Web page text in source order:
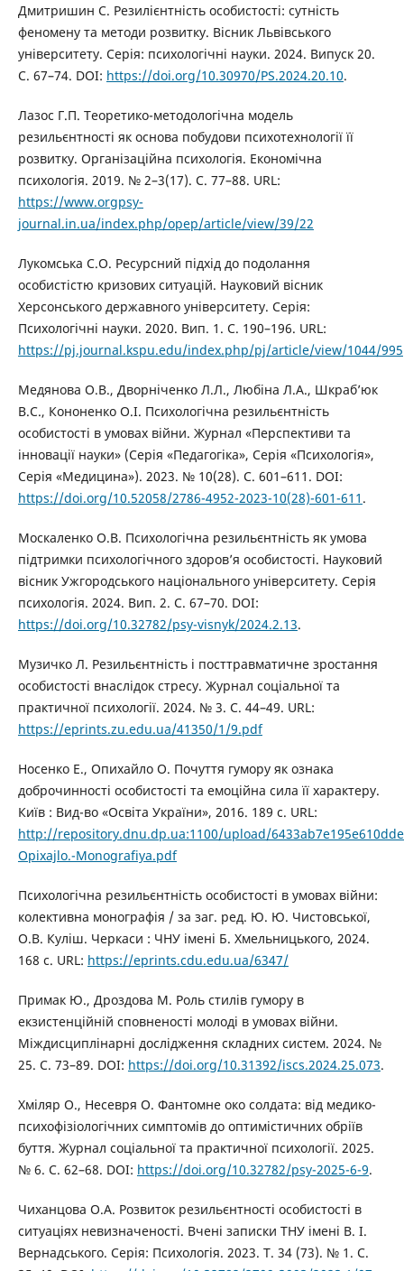
Дмитришин С. Резилієнтність особистості: сутність
феномену та методи розвитку. Вісник Львівського
університету. Серія: психологічні науки. 2024. Випуск 20.
С. 67–74. DOI: https://doi.org/10.30970/PS.2024.20.10.
Лазос Г.П. Теоретико-методологічна модель
резильєнтності як основа побудови психотехнології її
розвитку. Організаційна психологія. Економічна
психологія. 2019. № 2–3(17). С. 77–88. URL:
https://www.orgpsy-
journal.in.ua/index.php/opep/article/view/39/22
Лукомська С.О. Ресурсний підхід до подолання
особистістю кризових ситуацій. Науковий вісник
Херсонського державного університету. Серія:
Психологічні науки. 2020. Вип. 1. С. 190–196. URL:
https://pj.journal.kspu.edu/index.php/pj/article/view/1044/995
Медянова О.В., Дворніченко Л.Л., Любіна Л.А., Шкраб’юк
В.С., Кононенко О.І. Психологічна резильєнтність
особистості в умовах війни. Журнал «Перспективи та
інновації науки» (Серія «Педагогіка», Серія «Психологія»,
Серія «Медицина»). 2023. № 10(28). С. 601–611. DOI:
https://doi.org/10.52058/2786-4952-2023-10(28)-601-611 .
Москаленко О.В. Психологічна резильєнтність як умова
підтримки психологічного здоров’я особистості. Науковий
вісник Ужгородського національного університету. Серія
психологія. 2024. Вип. 2. С. 67–70. DOI:
https://doi.org/10.32782/psy-visnyk/2024.2.13.
Музичко Л. Резильєнтність і посттравматичне зростання
особистості внаслідок стресу. Журнал соціальної та
практичної психології. 2024. № 3. С. 44–49. URL:
https://eprints.zu.edu.ua/41350/1/9.pdf
Носенко Е., Опихайло О. Почуття гумору як ознака
доброчинності особистості та емоційна сила її характеру.
Київ : Вид-во «Освіта України», 2016. 189 с. URL:
http://repository.dnu.dp.ua:1100/upload/
Opixajlo.-Monografiya.pdf
Психологічна резильєнтність особистості в умовах війни:
колективна монографія / за заг. ред. Ю. Ю. Чистовської,
О.В. Куліш. Черкаси : ЧНУ імені Б. Хмельницького, 2024.
168 с. URL: https://eprints.cdu.edu.ua/6347/
Примак Ю., Дроздова М. Роль стилів гумору в
екзистенційній сповненості молоді в умовах війни.
Міждисциплінарні дослідження складних систем. 2024. №
25. С. 73–89. DOI: https://doi.org/10.31392/iscs.2024.25.073.
Хміляр О., Несевря О. Фантомне око солдата: від медико-
психофізіологічних симптомів до оптимістичних обріїв
буття. Журнал соціальної та практичної психології. 2025.
№ 6. С. 62–68. DOI: https://doi.org/10.32782/psy-2025-6-9.
Чиханцова О.А. Розвиток резильєнтності особистості в
ситуаціях невизначеності. Вчені записки ТНУ імені В. І.
Вернадського. Серія: Психологія. 2023. Т. 34 (73). № 1. С.